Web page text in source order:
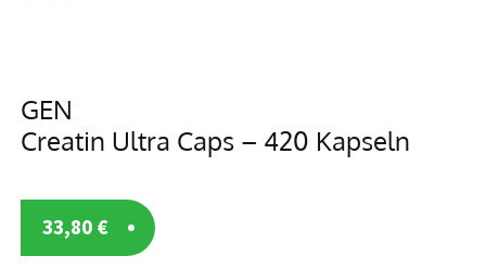
GEN
Creatin Ultra Caps – 420 Kapseln
33,80 €